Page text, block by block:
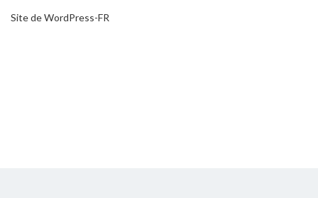
Site de WordPress-FR